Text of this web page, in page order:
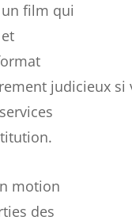
film qui
judicieux
motion
des